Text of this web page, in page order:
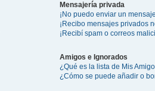
Mensajería privada
¡No puedo enviar un
¡Recibo mensajes privados
¡Recibí spam o correos
Amigos e Ignorados
¿Qué es la lista de Mis
¿Cómo se puede añadir o